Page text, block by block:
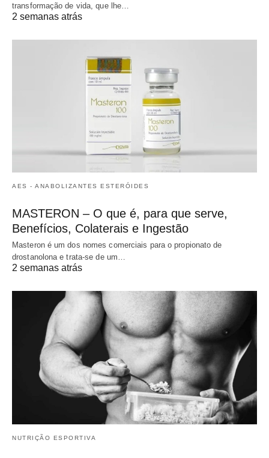
transformação de vida, que lhe…
2 semanas atrás
AES - ANABOLIZANTES ESTERÓIDES
MASTERON – O que é, para que serve,
Benefícios, Colaterais e Ingestão
Masteron é um dos nomes comerciais para o propionato de
drostanolona e trata-se de um…
2 semanas atrás
NUTRIÇÃO ESPORTIVA